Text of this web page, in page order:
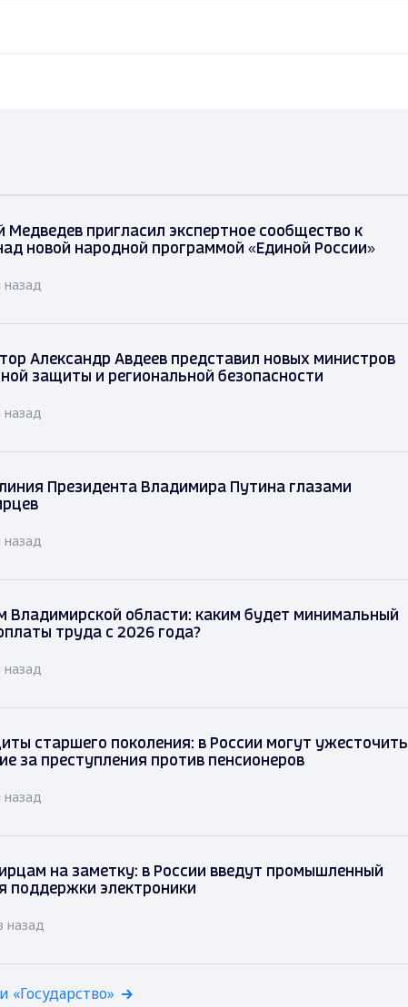
Медведев пригласил экспертное сообщество к
новой народной программой «Единой России»
назад
Александр Авдеев представил новых министров
защиты и региональной безопасности
назад
Президента Владимира Путина глазами
назад
Владимирской области: каким будет минимальный
труда с 2026 года?
назад
старшего поколения: в России могут ужесточить
за преступления против пенсионеров
назад
на заметку: в России введут промышленный
поддержки электроники
назад
«Государство»